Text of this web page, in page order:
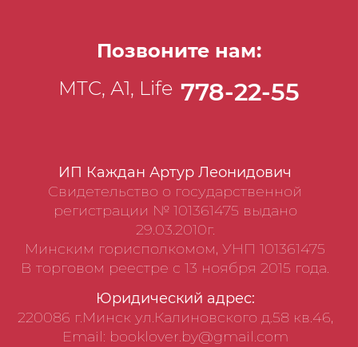
ИП Каждан Артур Леонидович
Свидетельство о государственной
регистрации № 101361475 выдано
29.03.2010г.
Минским горисполкомом, УНП 101361475
В торговом реестре с 13 ноября 2015 года.
Юридический адрес:
220086 г.Минск ул.Калиновского д.58 кв.46,
Email: booklover.by@gmail.com
Позвоните нам:
МТС, А1, Life 778-22-55